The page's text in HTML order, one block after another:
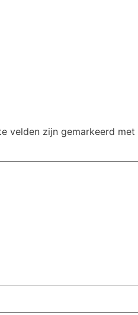
velden zijn gemarkeerd met